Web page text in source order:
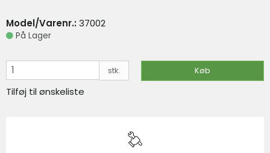
Model/Varenr.: 37002
På Lager
stk. Køb
Tilføj til ønskeliste